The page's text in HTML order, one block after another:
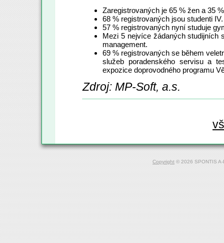
Zaregistrovaných je 65 % žen a 35
68 % registrovaných jsou studenti
57 % registrovaných nyní studuje
Mezi 5 nejvíce žádaných studijních
management.
69 % registrovaných se během
služeb poradenského servisu a
expozice doprovodného programu
Zdroj: MP-Soft, a.s.
Copyright © 2026 SPONTIS